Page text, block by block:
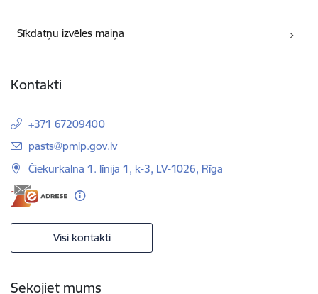
Sīkdatņu izvēles maiņa
Kontakti
+371 67209400
E-pasts:
pasts@pmlp.gov.lv
Čiekurkalna 1. līnija 1, k-3, LV-1026, Rīga
Visi kontakti
Sekojiet mums